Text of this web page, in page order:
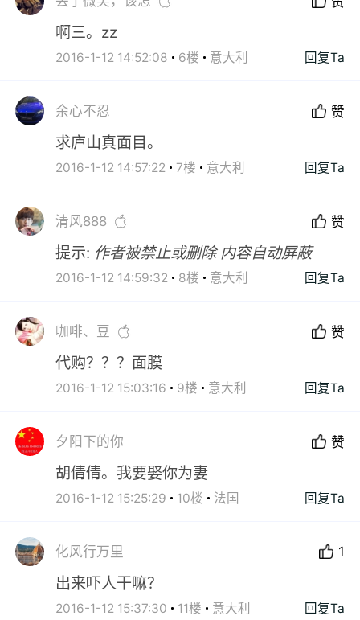
啊三。zz
2016-1-12 14:52:08 6楼 意大利 回复Ta
余心不忍 赞
求庐山真面目。
2016-1-12 14:57:22 7楼 意大利 回复Ta
清风888 赞
提示: 作者被禁止或删除 内容自动屏蔽
2016-1-12 14:59:32 8楼 意大利 回复Ta
咖啡、豆 赞
代购？？？面膜
2016-1-12 15:03:16 9楼 意大利 回复Ta
夕阳下的你 赞
胡倩倩。我要娶你为妻
2016-1-12 15:25:29 10楼 法国 回复Ta
化风行万里 1
出来吓人干嘛？
2016-1-12 15:37:30 11楼 意大利 回复Ta